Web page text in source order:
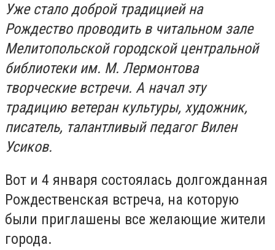
Уже стало доброй традицией на
Рождество проводить в читальном зале
Мелитопольской городской центральной
библиотеки им. М. Лермонтова
творческие встречи. А начал эту
традицию ветеран культуры, художник,
писатель, талантливый педагог Вилен
Усиков.
Вот и 4 января состоялась долгожданная
Рождественская встреча, на которую
были приглашены все желающие жители
города.